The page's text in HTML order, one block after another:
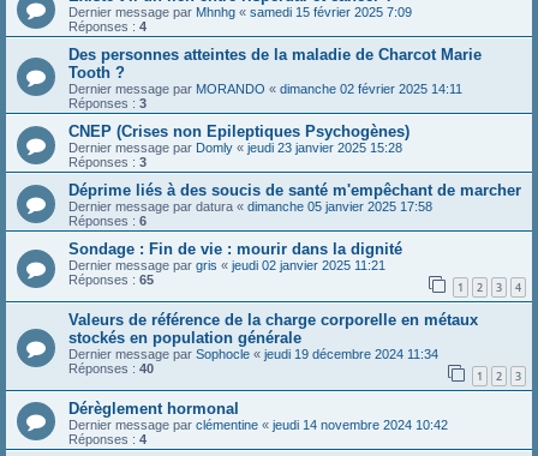
Dernier message par Mhnhg « samedi 15 février 2025 7:09
Réponses : 4
Des personnes atteintes de la maladie de Charcot Marie
Tooth ?
Dernier message par MORANDO « dimanche 02 février 2025 14:11
Réponses : 3
CNEP (Crises non Epileptiques Psychogènes)
Dernier message par Domly « jeudi 23 janvier 2025 15:28
Réponses : 3
Déprime liés à des soucis de santé m'empêchant de marcher
Dernier message par datura « dimanche 05 janvier 2025 17:58
Réponses : 6
Sondage : Fin de vie : mourir dans la dignité
Dernier message par gris « jeudi 02 janvier 2025 11:21
Réponses : 65 1 2 3 4
Valeurs de référence de la charge corporelle en métaux
stockés en population générale
Dernier message par Sophocle « jeudi 19 décembre 2024 11:34
Réponses : 40 1 2 3
Dérèglement hormonal
Dernier message par clémentine « jeudi 14 novembre 2024 10:42
Réponses : 4